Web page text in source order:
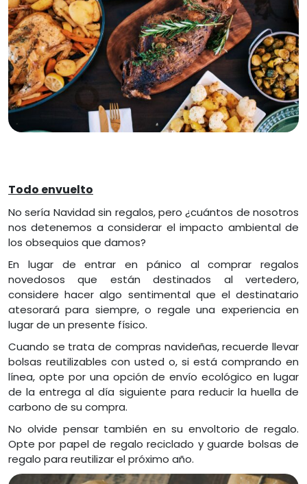
Todo envuelto
No sería Navidad sin regalos, pero ¿cuántos de nosotros
nos detenemos a considerar el impacto ambiental de
los obsequios que damos?
En lugar de entrar en pánico al comprar regalos
novedosos que están destinados al vertedero,
considere hacer algo sentimental que el destinatario
atesorará para siempre, o regale una experiencia en
lugar de un presente físico.
Cuando se trata de compras navideñas, recuerde llevar
bolsas reutilizables con usted o, si está comprando en
línea, opte por una opción de envío ecológico en lugar
de la entrega al día siguiente para reducir la huella de
carbono de su compra.
No olvide pensar también en su envoltorio de regalo.
Opte por papel de regalo reciclado y guarde bolsas de
regalo para reutilizar el próximo año.